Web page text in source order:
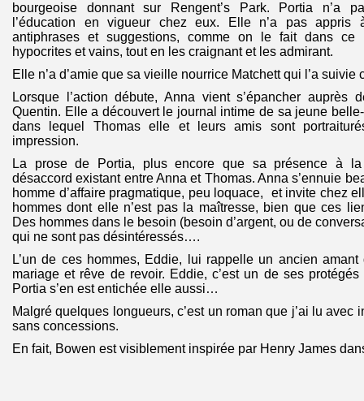
bourgeoise donnant sur Rengent’s Park. Portia n’a
l’éducation en vigueur chez eux. Elle n’a pas
antiphrases et suggestions, comme on le fait dans
hypocrites et vains, tout en les craignant et les admirant.
Elle n’a d’amie que sa vieille nourrice Matchett qui l’a
Lorsque l’action débute, Anna vient s’épancher auprès
Quentin. Elle a découvert le journal intime de sa jeune
dans lequel Thomas elle et leurs amis sont
impression.
La prose de Portia, plus encore que sa présence à
désaccord existant entre Anna et Thomas. Anna s’ennuie
homme d’affaire pragmatique, peu loquace, et invite chez
hommes dont elle n’est pas la maîtresse, bien que ces
Des hommes dans le besoin (besoin d’argent, ou de
qui ne sont pas désintéressés….
L’un de ces hommes, Eddie, lui rappelle un ancien
mariage et rêve de revoir. Eddie, c’est un de ses
Portia s’en est entichée elle aussi…
Malgré quelques longueurs, c’est un roman que j’ai lu avec
sans concessions.
En fait, Bowen est visiblement inspirée par Henry James